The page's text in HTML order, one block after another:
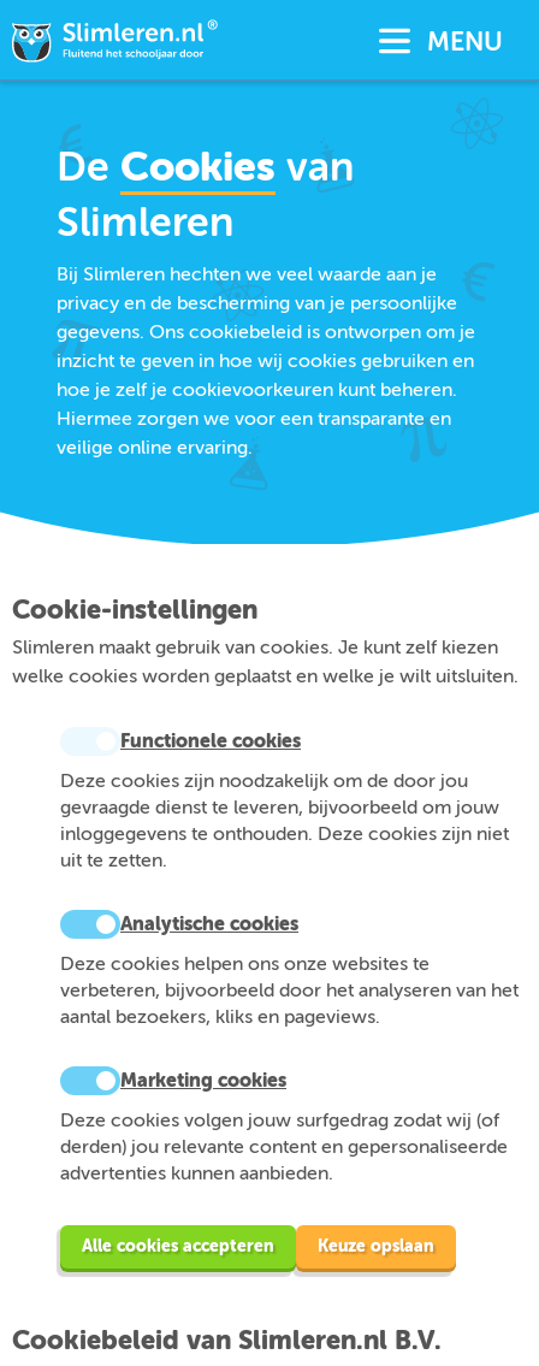
MENU
De Cookies van
Slimleren
Bij Slimleren hechten we veel waarde aan je
privacy en de bescherming van je persoonlijke
gegevens. Ons cookiebeleid is ontworpen om je
inzicht te geven in hoe wij cookies gebruiken en
hoe je zelf je cookievoorkeuren kunt beheren.
Hiermee zorgen we voor een transparante en
veilige online ervaring.
Cookie-instellingen
Slimleren maakt gebruik van cookies. Je kunt zelf kiezen
welke cookies worden geplaatst en welke je wilt uitsluiten.
Functionele cookies
Deze cookies zijn noodzakelijk om de door jou
gevraagde dienst te leveren, bijvoorbeeld om jouw
inloggegevens te onthouden. Deze cookies zijn niet
uit te zetten.
Analytische cookies
Deze cookies helpen ons onze websites te
verbeteren, bijvoorbeeld door het analyseren van het
aantal bezoekers, kliks en pageviews.
Marketing cookies
Deze cookies volgen jouw surfgedrag zodat wij (of
derden) jou relevante content en gepersonaliseerde
advertenties kunnen aanbieden.
Alle cookies accepteren Keuze opslaan
Cookiebeleid van Slimleren.nl B.V.